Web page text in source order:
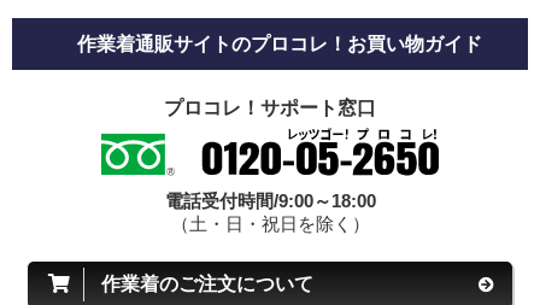
作業着通販サイトのプロコレ！お買い物ガイド
プロコレ！サポート窓口
電話受付時間/9:00～18:00
（土・日・祝日を除く）
作業着のご注文について